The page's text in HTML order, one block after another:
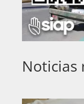
Noticias